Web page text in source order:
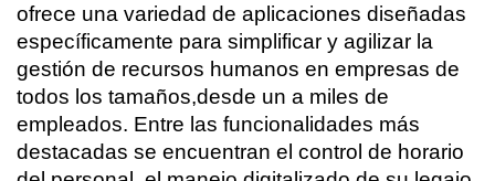
ofrece una variedad de aplicaciones diseñadas
específicamente para simplificar y agilizar la
gestión de recursos humanos en empresas de
todos los tamaños,desde un a miles de
empleados. Entre las funcionalidades más
destacadas se encuentran el control de horario